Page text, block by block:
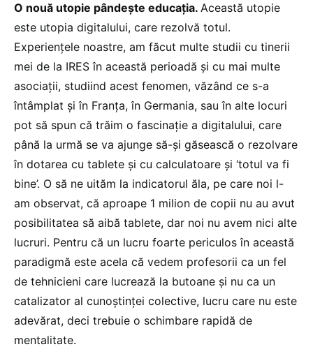
O nouă utopie pândește educația. Această utopie
este utopia digitalului, care rezolvă totul.
Experiențele noastre, am făcut multe studii cu tinerii
mei de la IRES în această perioadă și cu mai multe
asociații, studiind acest fenomen, văzând ce s-a
întâmplat și în Franța, în Germania, sau în alte locuri
pot să spun că trăim o fascinație a digitalului, care
până la urmă se va ajunge să-și găsească o rezolvare
în dotarea cu tablete și cu calculatoare și ‘totul va fi
bine’. O să ne uităm la indicatorul ăla, pe care noi l-
am observat, că aproape 1 milion de copii nu au avut
posibilitatea să aibă tablete, dar noi nu avem nici alte
lucruri. Pentru că un lucru foarte periculos în această
paradigmă este acela că vedem profesorii ca un fel
de tehnicieni care lucrează la butoane și nu ca un
catalizator al cunoștinței colective, lucru care nu este
adevărat, deci trebuie o schimbare rapidă de
mentalitate.